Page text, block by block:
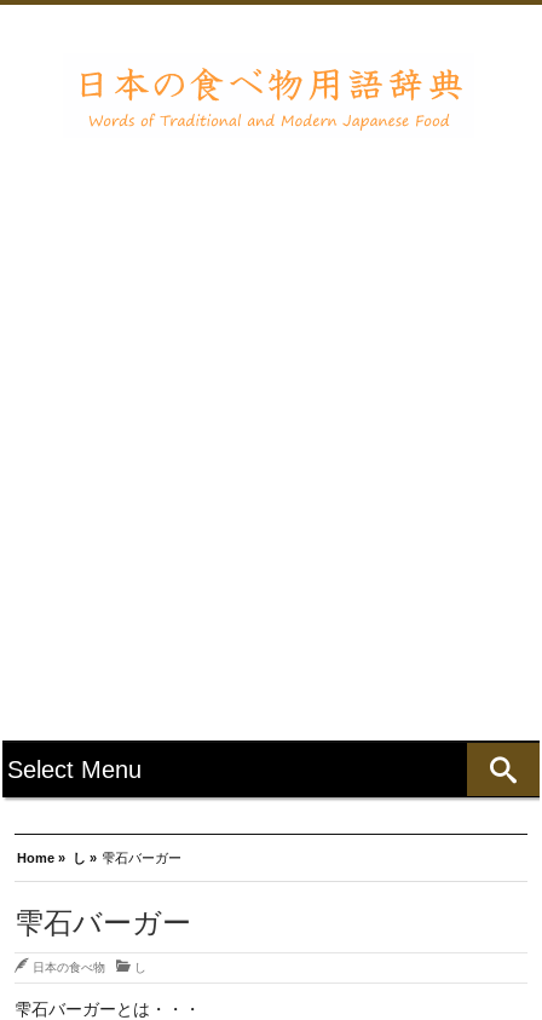
Home » し » 雫石バーガー
雫石バーガー
日本の食べ物 し
雫石バーガーとは・・・